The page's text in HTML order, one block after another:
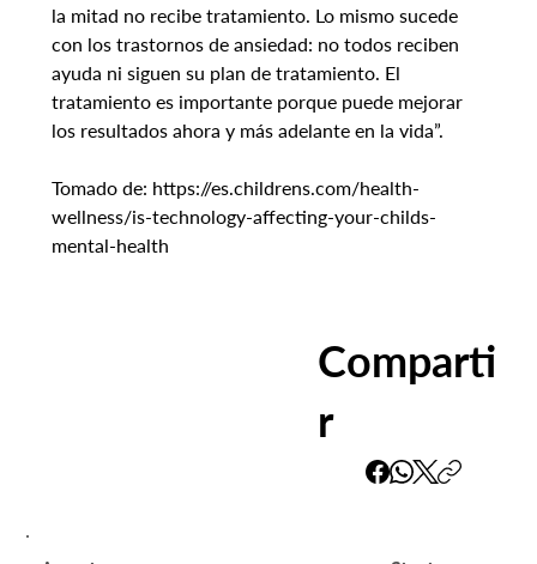
la mitad no recibe tratamiento. Lo mismo sucede
con los trastornos de ansiedad: no todos reciben
ayuda ni siguen su plan de tratamiento. El
tratamiento es importante porque puede mejorar
los resultados ahora y más adelante en la vida”.
Tomado de: https://es.childrens.com/health-
wellness/is-technology-affecting-your-childs-
mental-health
Comparti
r